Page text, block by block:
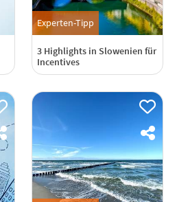
Experten-Tipp
3 Highlights in Slowenien für
Incentives